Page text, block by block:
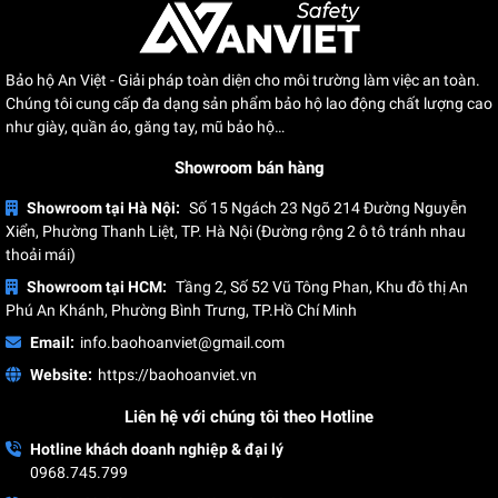
dây
đai
Đặc điểm cấu tạo Ứng dụng
Dây
đai
toàn
thân
lưng và vai, giúp phân
tán lực tác động đều
khắp cơ thể. Điểm neo bố
trí đa dạng ở phần lưng,
ngực, hông và đùi.
Có thể tích hợp nhiều
phụ kiện như dây cứu hộ,
móc treo dụng cụ,...
Phù hợp sử dụng cho công
nhân hay kỹ sư,..., những lao
cao, nhất là những nơi nguy
hiểm.
Thiết kế dây đai tập
trung nâng đỡ phần vai
và lưng của người lao
Bảo hộ An Việt - Giải pháp toàn diện cho môi trường làm việc an toàn.
Chúng tôi cung cấp đa dạng sản phẩm bảo hộ lao động chất lượng cao
như giày, quần áo, găng tay, mũ bảo hộ…
Showroom bán hàng
Showroom tại Hà Nội: Số 15 Ngách 23 Ngõ 214 Đường Nguyễn
Xiển, Phường Thanh Liệt, TP. Hà Nội (Đường rộng 2 ô tô tránh nhau
thoải mái)
Showroom tại HCM: Tầng 2, Số 52 Vũ Tông Phan, Khu đô thị An
Phú An Khánh, Phường Bình Trưng, TP.Hồ Chí Minh
Email: info.baohoanviet@gmail.com
Website: https://baohoanviet.vn
Liên hệ với chúng tôi theo Hotline
Hotline khách doanh nghiệp & đại lý
0968.745.799